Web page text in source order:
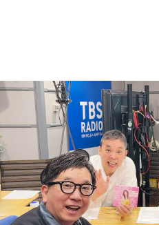
お知らせ
イベント・グッズ
YouTube
会社情報